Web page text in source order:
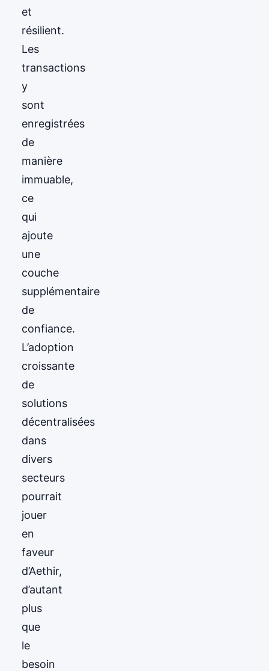
et
résilient.
Les
transactions
y
sont
enregistrées
de
manière
immuable,
ce
qui
ajoute
une
couche
supplémentaire
de
confiance.
L’adoption
croissante
de
solutions
décentralisées
dans
divers
secteurs
pourrait
jouer
en
faveur
d’Aethir,
d’autant
plus
que
le
besoin